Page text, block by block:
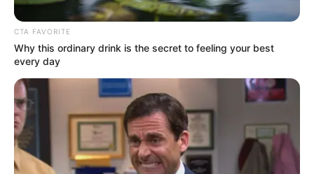
artistas.
Por:Gustavo Gómez Martínez
CTA FAVORITE
Why this ordinary drink is the secret to feeling your best
every day